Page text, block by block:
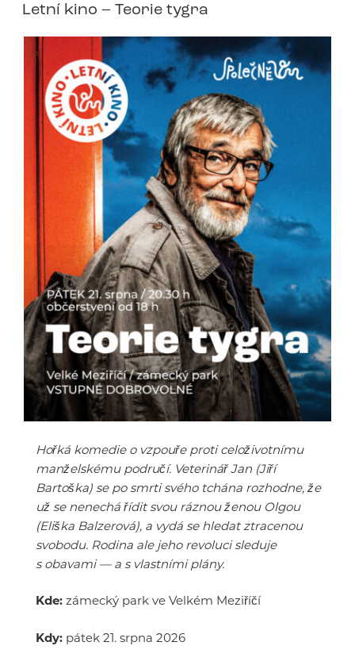
Letní kino – Teorie tygra
Hořká komedie o vzpouře proti celoživotnímu
manželskému područí. Veterinář Jan (Jiří
Bartoška) se po smrti svého tchána rozhodne, že
už se nenechá řídit svou ráznou ženou Olgou
(Eliška Balzerová), a vydá se hledat ztracenou
svobodu. Rodina ale jeho revoluci sleduje
s obavami — a s vlastními plány.
Kde: zámecký park ve Velkém Meziříčí
Kdy: pátek 21. srpna 2026